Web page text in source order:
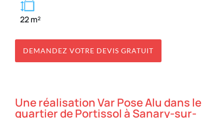
22 m²
DEMANDEZ VOTRE DEVIS GRATUIT
Une réalisation Var Pose Alu dans le
quartier de Portissol à Sanary-sur-